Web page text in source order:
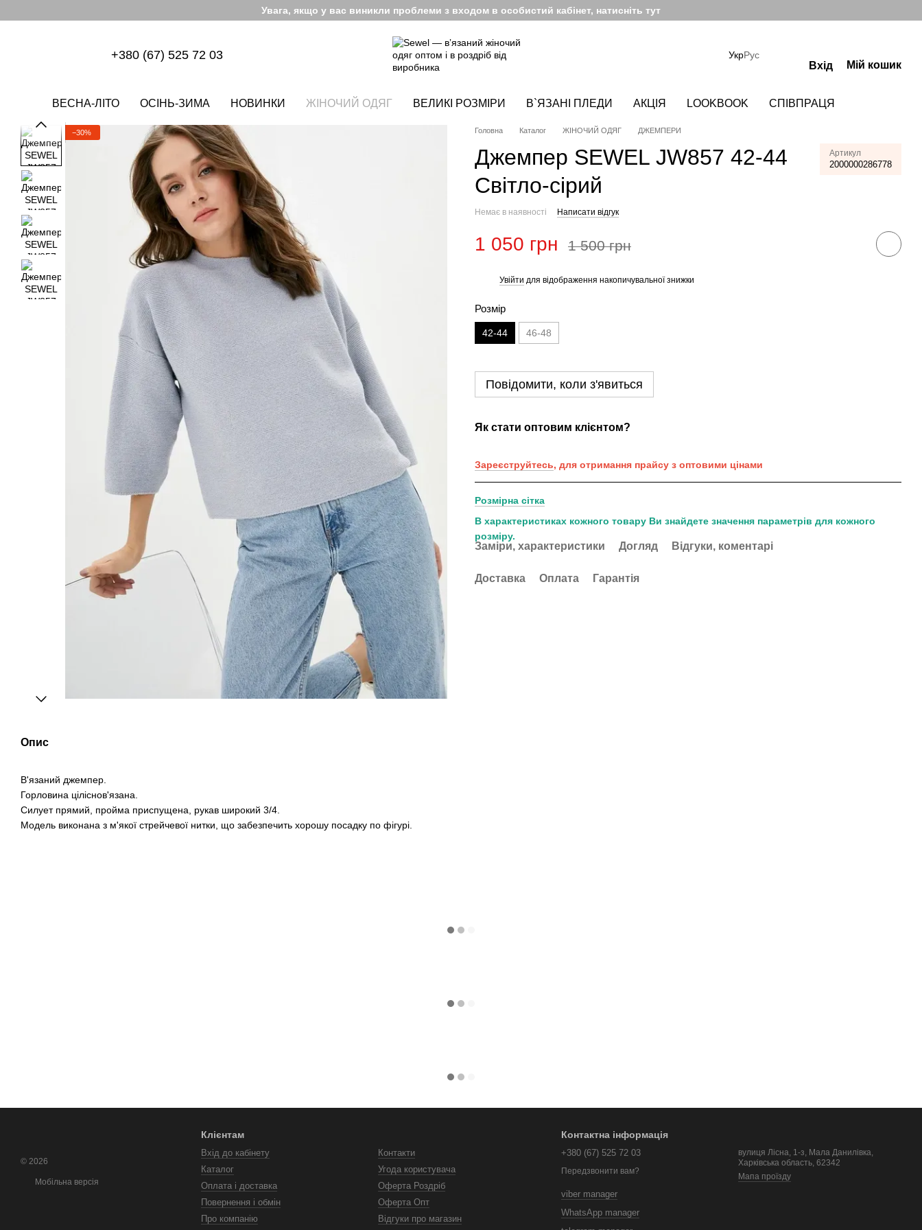
Увага, якщо у вас виникли проблеми з входом в особистий кабінет, натисніть тут
+380 (67) 525 72 03 УкрРус
Вхід Мій кошик
ВЕСНА-ЛІТО ОСІНЬ-ЗИМА НОВИНКИ ЖІНОЧИЙ ОДЯГ ВЕЛИКІ РОЗМІРИ В`ЯЗАНІ ПЛЕДИ АКЦІЯ LOOKBOOK СПІВПРАЦЯ
−30%
Опис
В'язаний джемпер.
Горловина ціліснов'язана.
Силует прямий, пройма приспущена, рукав широкий 3/4.
Модель виконана з м'якої стрейчевої нитки, що забезпечить хорошу посадку по фігурі.
Головна Каталог ЖІНОЧИЙ ОДЯГ ДЖЕМПЕРИ
Джемпер SEWEL JW857 42-44
Світло-сірий
Артикул
2000000286778
Немає в наявності Написати відгук
1 050 грн 1 500 грн
Увійти для відображення накопичувальної знижки
Розмір
42-44 46-48
Повідомити, коли з'явиться
Як стати оптовим клієнтом?
Зареєструйтесь, для отримання прайсу з оптовими цінами
Розмірна сітка
В характеристиках кожного товару Ви знайдете значення параметрів для кожного
розміру.
Заміри, характеристики Догляд Відгуки, коментарі
Доставка Оплата Гарантія
© 2026
Мобільна версія
Клієнтам
Вхід до кабінету
Каталог
Оплата і доставка
Повернення і обмін
Про компанію
Контакти
Угода користувача
Оферта Роздріб
Оферта Опт
Відгуки про магазин
Контактна інформація
+380 (67) 525 72 03
Передзвонити вам?
viber manager
WhatsApp manager
вулиця Лісна, 1-з, Мала Данилівка,
Харківська область, 62342
Мапа проїзду